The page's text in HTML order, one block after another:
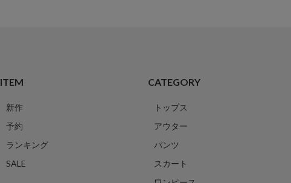
ITEM
新作
予約
ランキング
SALE
CATEGORY
トップス
アウター
パンツ
スカート